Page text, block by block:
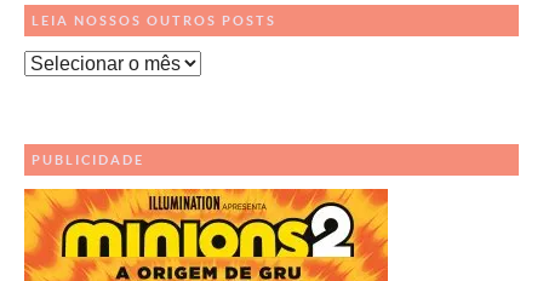
LEIA NOSSOS OUTROS POSTS
Leia
Posts
PUBLICIDADE